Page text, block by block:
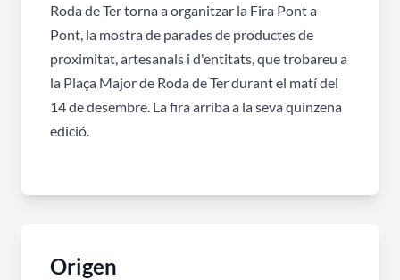
Roda de Ter torna a organitzar la Fira Pont a
Pont, la mostra de parades de productes de
proximitat, artesanals i d'entitats, que trobareu a
la Plaça Major de Roda de Ter durant el matí del
14 de desembre. La fira arriba a la seva quinzena
edició.
Origen